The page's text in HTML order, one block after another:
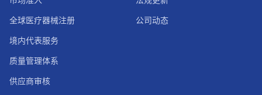
公司动态
全球医疗器械注册
境内代表服务
质量管理体系
供应商审核